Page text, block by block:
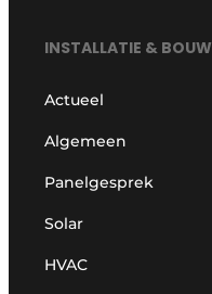
INSTALLATIE & BOUW
Actueel
Algemeen
Panelgesprek
Solar
HVAC